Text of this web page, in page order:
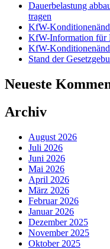
Dauerbelastung
tragen
KfW-
KfW-Information für
KfW-
Stand der
Neueste
Archiv
August 2026
Juli 2026
Juni 2026
Mai 2026
April 2026
März 2026
Februar 2026
Januar 2026
Dezember 2025
November 2025
Oktober 2025